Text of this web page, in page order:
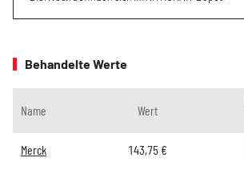
Behandelte Werte
Name Wert
Merck 143,75 €